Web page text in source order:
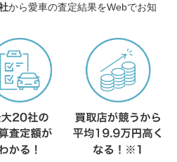
から愛車の査定結果をWebでお知